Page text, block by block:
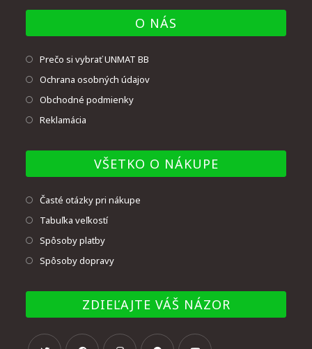
O NÁS
Prečo si vybrať UNMAT BB
Ochrana osobných údajov
Obchodné podmienky
Reklamácia
VŠETKO O NÁKUPE
Časté otázky pri nákupe
Tabuľka veľkostí
Spôsoby platby
Spôsoby dopravy
ZDIEĽAJTE VÁŠ NÁZOR